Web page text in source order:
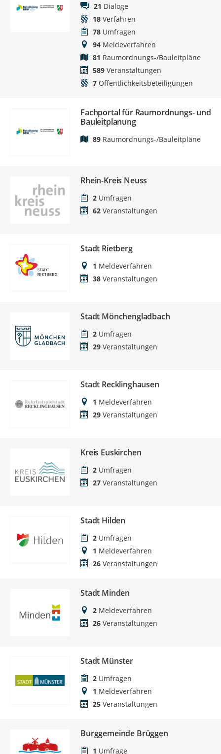
21 Dialoge
18 Verfahren
78 Umfragen
94 Meldeverfahren
81 Raumordnungs-/Bauleitpläne
589 Veranstaltungen
7 Öffentlichkeitsbeteiligungen
Fachportal für Raumordnungs- und
Bauleitplanung
89 Raumordnungs-/Bauleitpläne
Rhein-Kreis Neuss
2 Umfragen
62 Veranstaltungen
Stadt Rietberg
1 Meldeverfahren
38 Veranstaltungen
Stadt Mönchengladbach
2 Umfragen
29 Veranstaltungen
Stadt Recklinghausen
1 Meldeverfahren
29 Veranstaltungen
Kreis Euskirchen
2 Umfragen
27 Veranstaltungen
Stadt Hilden
2 Umfragen
1 Meldeverfahren
26 Veranstaltungen
Stadt Minden
2 Meldeverfahren
26 Veranstaltungen
Stadt Münster
2 Umfragen
1 Meldeverfahren
25 Veranstaltungen
Burggemeinde Brüggen
1 Umfrage